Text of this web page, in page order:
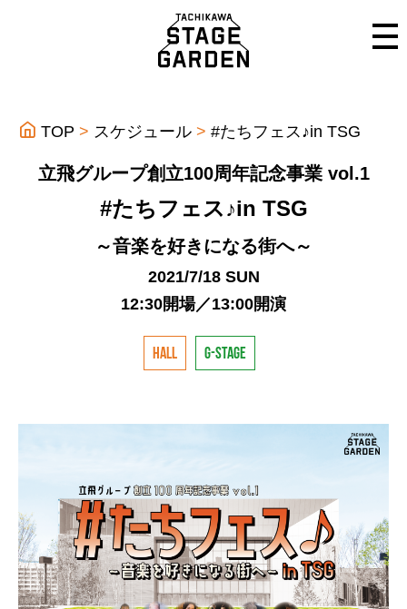
TOP スケジュール #たちフェス♪in TSG
立飛グループ創立100周年記念事業 vol.1
#たちフェス♪in TSG
～音楽を好きになる街へ～
2021/7/18 SUN
12:30開場／13:00開演
HALL G-STAGE